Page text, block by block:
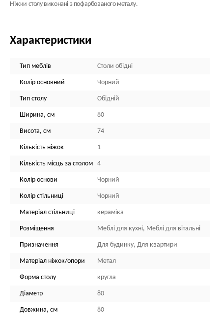
Ніжки столу виконані з пофарбованого металу.
Характеристики
Тип меблів Столи обідні
Колір основний Чорний
Тип столу Обідній
Ширина, см 80
Висота, см 74
Кількість ніжок 1
Кількість місць за столом 4
Колір основи Чорний
Колір стільниці Чорний
Матеріал стільниці кераміка
Розміщення Меблі для кухні, Меблі для вітальні
Призначення Для будинку, Для квартири
Матеріал ніжок/опори Метал
Форма столу кругла
Діаметр 80
Довжина, см 80